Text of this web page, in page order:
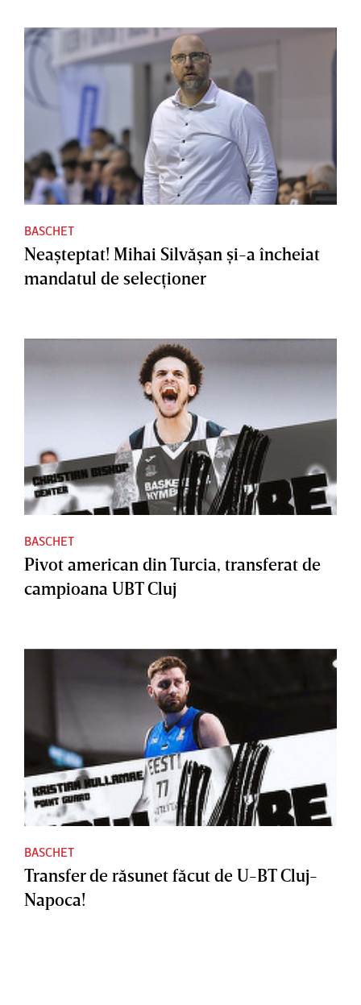
BASCHET
Neaşteptat! Mihai Silvăşan şi-a încheiat
mandatul de selecţioner
BASCHET
Pivot american din Turcia, transferat de
campioana UBT Cluj
BASCHET
Transfer de răsunet făcut de U-BT Cluj-
Napoca!